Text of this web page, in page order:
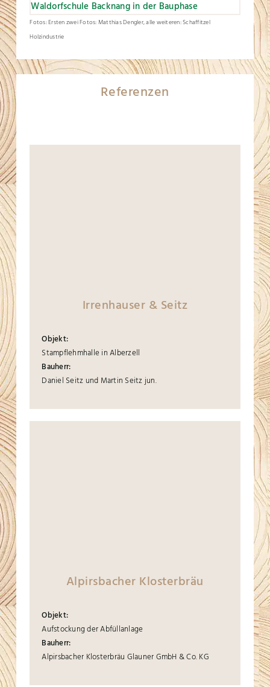
Fotos: Ersten zwei Fotos: Matthias Dengler, alle weiteren: Schaffitzel
Holzindustrie
Referenzen
Irrenhauser & Seitz
Objekt:
Stampflehmhalle in Alberzell
Bauherr:
Daniel Seitz und Martin Seitz jun.
Alpirsbacher Klosterbräu
Objekt:
Aufstockung der Abfüllanlage
Bauherr:
Alpirsbacher Klosterbräu Glauner GmbH & Co. KG